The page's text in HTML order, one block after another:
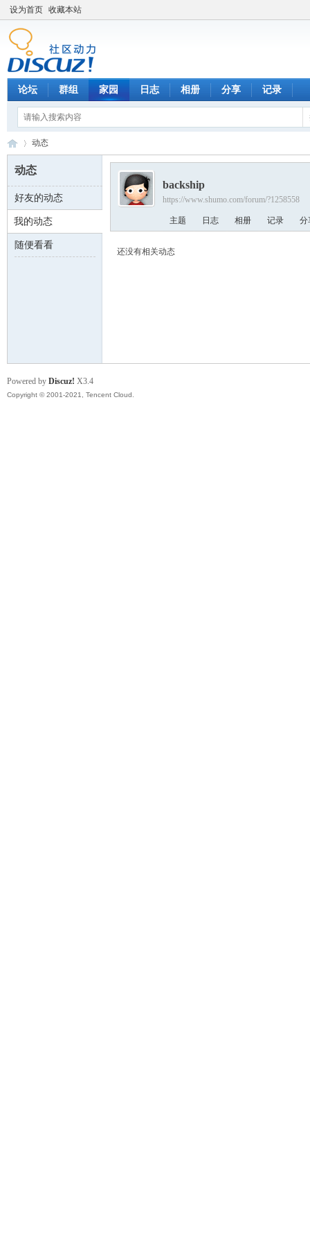
设为首页 收藏本站
论坛 群组 家园 日志 相册 分享 记录
数 ›
动态
动态
好友的动态
我的动态
随便看看
backship
https://www.shumo.com/forum/?1258558
主题 日志 相册 记录 分
还没有相关动态
Powered by Discuz! X3.4
Copyright © 2001-2021, Tencent Cloud.